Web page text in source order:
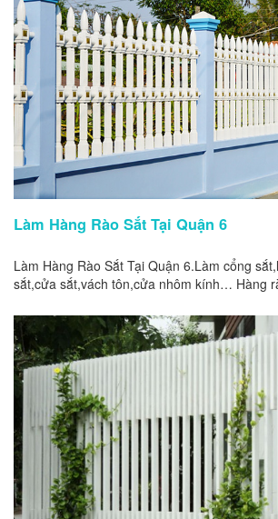
Làm Hàng Rào Sắt Tại Quận 6
Làm Hàng Rào Sắt Tại Quận 6.Làm cổng
sắt,cửa sắt,vách tôn,cửa nhôm kính… Hàng